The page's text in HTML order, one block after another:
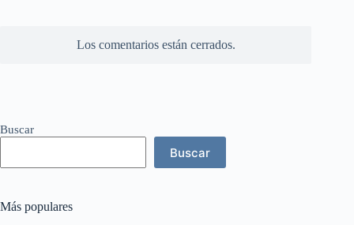
Los comentarios están cerrados.
Buscar
Buscar
Más populares